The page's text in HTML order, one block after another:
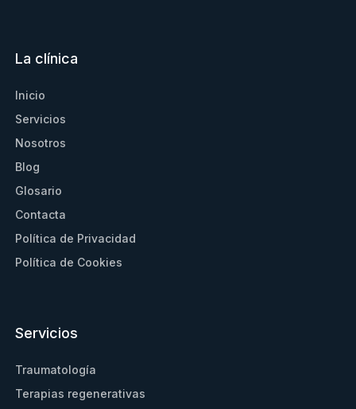
La clínica
Inicio
Servicios
Nosotros
Blog
Glosario
Contacta
Política de Privacidad
Política de Cookies
Servicios
Traumatología
Terapias regenerativas